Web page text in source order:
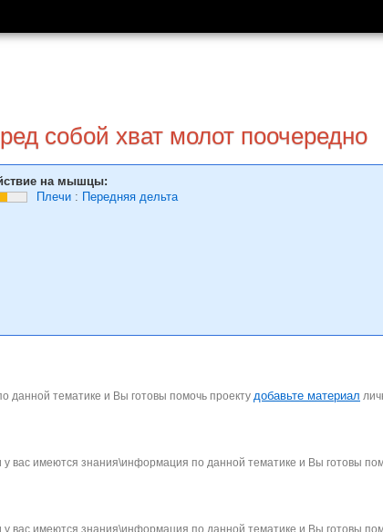
собой хват молот поочередно
на мышцы:
Плечи : Передняя дельта
данной тематике и Вы готовы помочь проекту добавьте материал
у вас имеются знания\информация по данной тематике и Вы готовы
у вас имеются знания\информация по данной тематике и Вы готовы